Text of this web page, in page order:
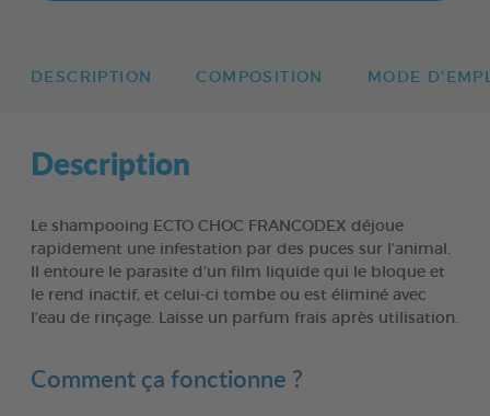
DESCRIPTION COMPOSITION MODE
Description
Le shampooing ECTO CHOC FRANCODEX déjoue
rapidement une infestation par des puces sur l’animal.
Il entoure le parasite d’un film liquide qui le bloque et
le rend inactif, et celui-ci tombe ou est éliminé avec
l’eau de rinçage. Laisse un parfum frais après utilisation.
Comment ça fonctionne ?